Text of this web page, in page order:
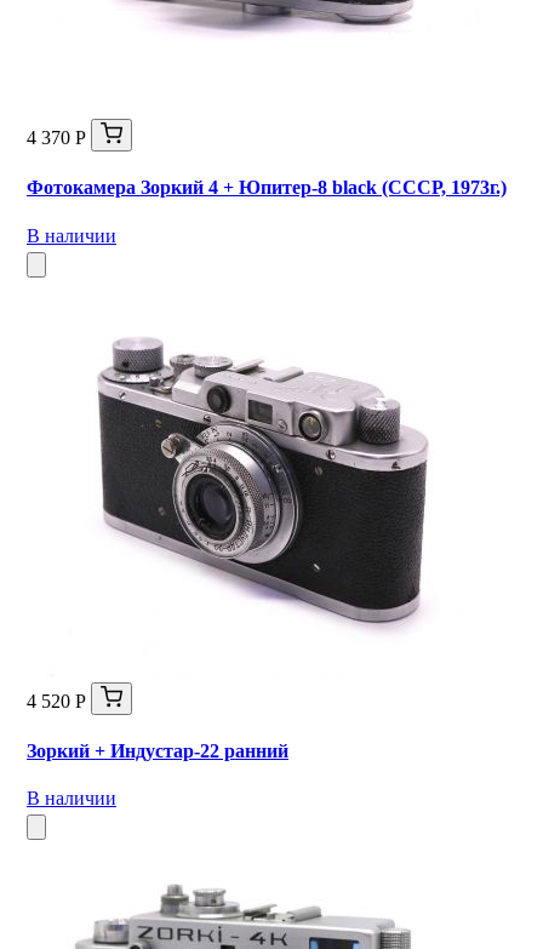
4 370 Р
Фотокамера Зоркий 4 + Юпитер-8 black (СССР, 1973г.)
В наличии
4 520 Р
Зоркий + Индустар-22 ранний
В наличии